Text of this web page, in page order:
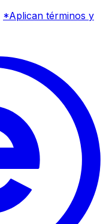
*Aplican términos y